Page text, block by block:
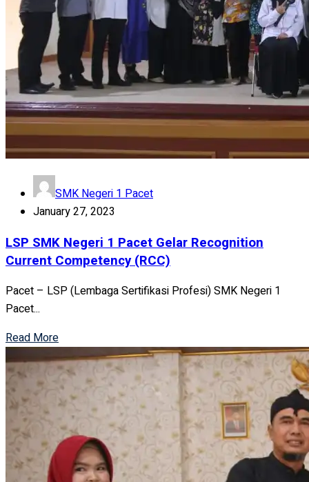
SMK Negeri 1 Pacet
January 27, 2023
LSP SMK Negeri 1 Pacet Gelar Recognition
Current Competency (RCC)
Pacet – LSP (Lembaga Sertifikasi Profesi) SMK Negeri 1
Pacet...
Read More